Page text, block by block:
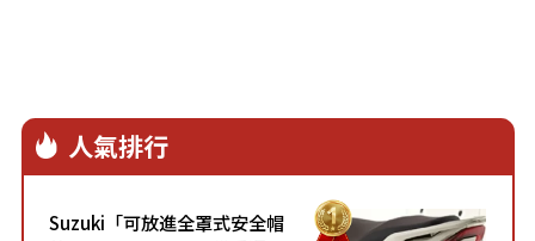
人氣排行
Suzuki「可放進全罩式安全帽